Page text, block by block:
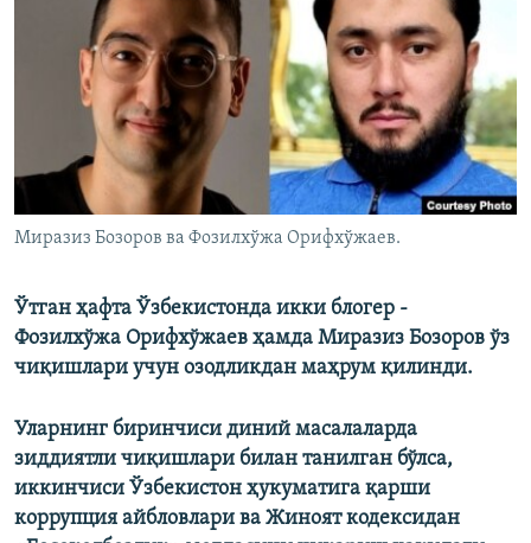
Миразиз Бозоров ва Фозилхўжа Орифхўжаев.
Ўтган ҳафта Ўзбекистонда икки блогер -
Фозилхўжа Орифхўжаев ҳамда Миразиз Бозоров ўз
чиқишлари учун озодликдан маҳрум қилинди.
Уларнинг биринчиси диний масалаларда
зиддиятли чиқишлари билан танилган бўлса,
иккинчиси Ўзбекистон ҳукуматига қарши
коррупция айбловлари ва Жиноят кодексидан